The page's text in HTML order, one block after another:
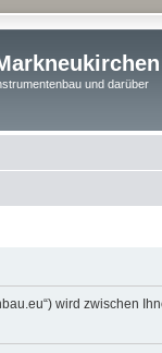
und darüber
wird zwischen